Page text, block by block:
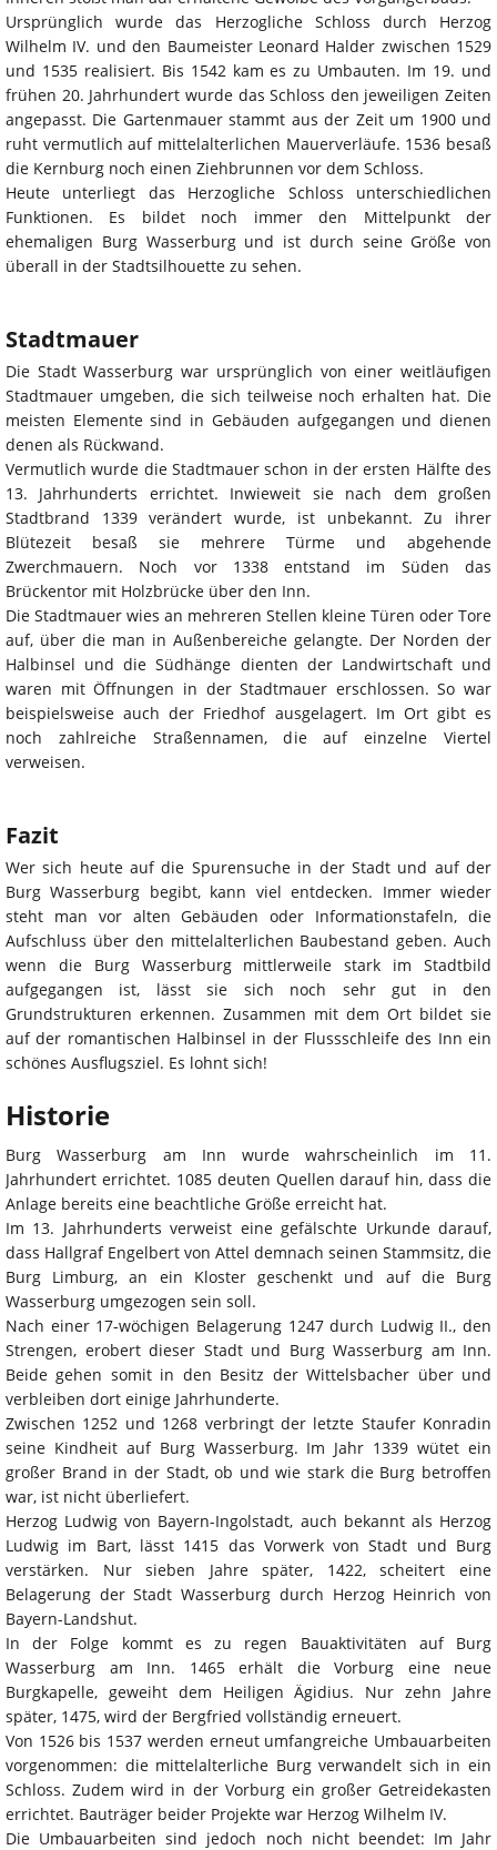
Ursprünglich wurde das Herzogliche Schloss durch Herzog
Wilhelm IV. und den Baumeister Leonard Halder zwischen 1529
und 1535 realisiert. Bis 1542 kam es zu Umbauten. Im 19. und
frühen 20. Jahrhundert wurde das Schloss den jeweiligen Zeiten
angepasst. Die Gartenmauer stammt aus der Zeit um 1900 und
ruht vermutlich auf mittelalterlichen Mauerverläufe. 1536 besaß
die Kernburg noch einen Ziehbrunnen vor dem Schloss.
Heute unterliegt das Herzogliche Schloss unterschiedlichen
Funktionen. Es bildet noch immer den Mittelpunkt der
ehemaligen Burg Wasserburg und ist durch seine Größe von
überall in der Stadtsilhouette zu sehen.
Stadtmauer
Die Stadt Wasserburg war ursprünglich von einer weitläufigen
Stadtmauer umgeben, die sich teilweise noch erhalten hat. Die
meisten Elemente sind in Gebäuden aufgegangen und dienen
denen als Rückwand.
Vermutlich wurde die Stadtmauer schon in der ersten Hälfte des
13. Jahrhunderts errichtet. Inwieweit sie nach dem großen
Stadtbrand 1339 verändert wurde, ist unbekannt. Zu ihrer
Blütezeit besaß sie mehrere Türme und abgehende
Zwerchmauern. Noch vor 1338 entstand im Süden das
Brückentor mit Holzbrücke über den Inn.
Die Stadtmauer wies an mehreren Stellen kleine Türen oder Tore
auf, über die man in Außenbereiche gelangte. Der Norden der
Halbinsel und die Südhänge dienten der Landwirtschaft und
waren mit Öffnungen in der Stadtmauer erschlossen. So war
beispielsweise auch der Friedhof ausgelagert. Im Ort gibt es
noch zahlreiche Straßennamen, die auf einzelne Viertel
verweisen.
Fazit
Wer sich heute auf die Spurensuche in der Stadt und auf der
Burg Wasserburg begibt, kann viel entdecken. Immer wieder
steht man vor alten Gebäuden oder Informationstafeln, die
Aufschluss über den mittelalterlichen Baubestand geben. Auch
wenn die Burg Wasserburg mittlerweile stark im Stadtbild
aufgegangen ist, lässt sie sich noch sehr gut in den
Grundstrukturen erkennen. Zusammen mit dem Ort bildet sie
auf der romantischen Halbinsel in der Flussschleife des Inn ein
schönes Ausflugsziel. Es lohnt sich!
Historie
Burg Wasserburg am Inn wurde wahrscheinlich im 11.
Jahrhundert errichtet. 1085 deuten Quellen darauf hin, dass die
Anlage bereits eine beachtliche Größe erreicht hat.
Im 13. Jahrhunderts verweist eine gefälschte Urkunde darauf,
dass Hallgraf Engelbert von Attel demnach seinen Stammsitz, die
Burg Limburg, an ein Kloster geschenkt und auf die Burg
Wasserburg umgezogen sein soll.
Nach einer 17-wöchigen Belagerung 1247 durch Ludwig II., den
Strengen, erobert dieser Stadt und Burg Wasserburg am Inn.
Beide gehen somit in den Besitz der Wittelsbacher über und
verbleiben dort einige Jahrhunderte.
Zwischen 1252 und 1268 verbringt der letzte Staufer Konradin
seine Kindheit auf Burg Wasserburg. Im Jahr 1339 wütet ein
großer Brand in der Stadt, ob und wie stark die Burg betroffen
war, ist nicht überliefert.
Herzog Ludwig von Bayern-Ingolstadt, auch bekannt als Herzog
Ludwig im Bart, lässt 1415 das Vorwerk von Stadt und Burg
verstärken. Nur sieben Jahre später, 1422, scheitert eine
Belagerung der Stadt Wasserburg durch Herzog Heinrich von
Bayern-Landshut.
In der Folge kommt es zu regen Bauaktivitäten auf Burg
Wasserburg am Inn. 1465 erhält die Vorburg eine neue
Burgkapelle, geweiht dem Heiligen Ägidius. Nur zehn Jahre
später, 1475, wird der Bergfried vollständig erneuert.
Von 1526 bis 1537 werden erneut umfangreiche Umbauarbeiten
vorgenommen: die mittelalterliche Burg verwandelt sich in ein
Schloss. Zudem wird in der Vorburg ein großer Getreidekasten
errichtet. Bauträger beider Projekte war Herzog Wilhelm IV.
Die Umbauarbeiten sind jedoch noch nicht beendet: Im Jahr